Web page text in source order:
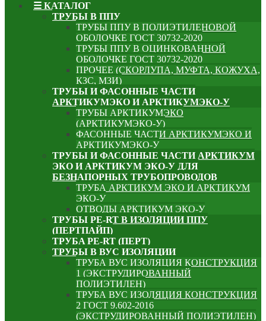
☰ КАТАЛОГ
ТРУБЫ В ППУ
ТРУБЫ ППУ В ПОЛИЭТИЛЕНОВОЙ
ОБОЛОЧКЕ ГОСТ 30732-2020
ТРУБЫ ППУ В ОЦИНКОВАННОЙ
ОБОЛОЧКЕ ГОСТ 30732-2020
ПРОЧЕЕ (СКОРЛУПА, МУФТА, КОЖУХА,
КЗС, МЗИ)
ТРУБЫ И ФАСОННЫЕ ЧАСТИ
АРКТИКУМЭКО И АРКТИКУМЭКО-У
ТРУБЫ АРКТИКУМЭКО
(АРКТИКУМЭКО-У)
ФАСОННЫЕ ЧАСТИ АРКТИКУМЭКО И
АРКТИКУМЭКО-У
ТРУБЫ И ФАСОННЫЕ ЧАСТИ АРКТИКУМ
ЭКО И АРКТИКУМ ЭКО-У ДЛЯ
БЕЗНАПОРНЫХ ТРУБОПРОВОДОВ
ТРУБА АРКТИКУМ ЭКО И АРКТИКУМ
ЭКО-У
ОТВОДЫ АРКТИКУМ ЭКО-У
ТРУБЫ PE-RT В ИЗОЛЯЦИИ ППУ
(ПЕРТПАЙП)
⁠ТРУБA PE-RT (ПЕРТ)
ТРУБЫ В ВУС ИЗОЛЯЦИИ
ТРУБА ВУС ИЗОЛЯЦИЯ КОНСТРУКЦИЯ
1 (ЭКСТРУДИРОВАННЫЙ
ПОЛИЭТИЛЕН)
ТРУБА ВУС ИЗОЛЯЦИЯ КОНСТРУКЦИЯ
2 ГОСТ 9.602-2016
(ЭКСТРУДИРОВАННЫЙ ПОЛИЭТИЛЕН)